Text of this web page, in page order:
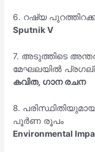
6. റഷ്യ
Sputnik V
7. അടുത്തിടെ
മേഘലയിൽ
കവിത, ഗാന രചന
8.
പൂർണ രൂപം
Environmental